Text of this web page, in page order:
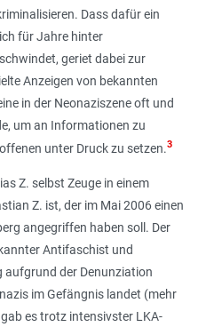
Dass dafür ein
für Jahre hinter
geriet dabei zur
Anzeigen von bekannten
in der Neonaziszene oft und
um an Informationen zu
unter Druck zu setzen.3
Z. selbst Zeuge in einem
Z. ist, der im Mai 2006 einen
angegriffen haben soll. Der
Antifaschist und
aufgrund der Denunziation
im Gefängnis landet (mehr
es trotz intensivster LKA-